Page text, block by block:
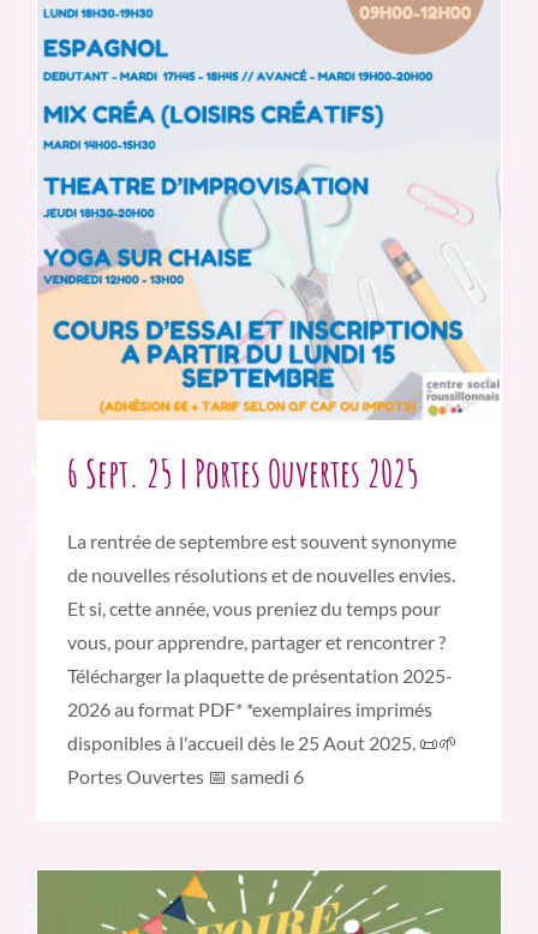
6 Sept. 25 | Portes Ouvertes 2025
La rentrée de septembre est souvent synonyme
de nouvelles résolutions et de nouvelles envies.
Et si, cette année, vous preniez du temps pour
vous, pour apprendre, partager et rencontrer ?
Télécharger la plaquette de présentation 2025-
2026 au format PDF* *exemplaires imprimés
disponibles à l'accueil dès le 25 Aout 2025. 📜🌱
Portes Ouvertes 📅 samedi 6